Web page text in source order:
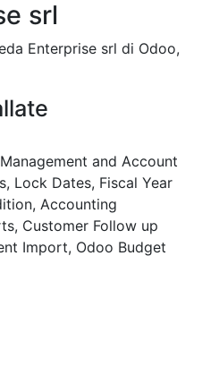
srl
Enterprise srl di Odoo,
and Account
Lock Dates, Fiscal Year
Accounting
Customer Follow up
Import, Odoo Budget